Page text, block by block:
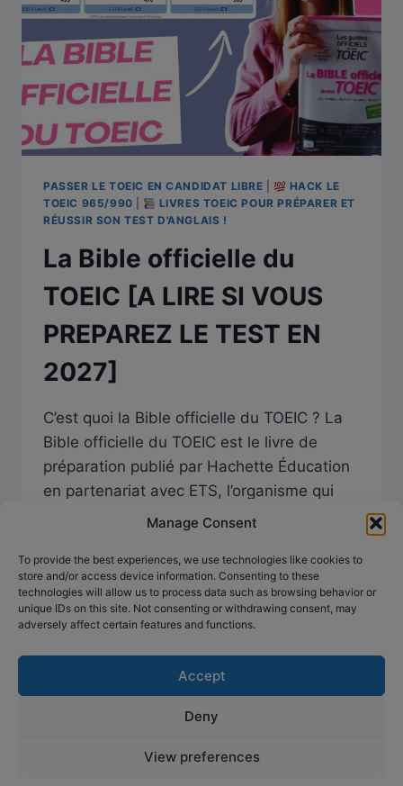
Manage Consent
To provide the best experiences, we use technologies like cookies to
store and/or access device information. Consenting to these
technologies will allow us to process data such as browsing behavior or
unique IDs on this site. Not consenting or withdrawing consent, may
adversely affect certain features and functions.
Accept
Deny
View preferences
PASSER LE TOEIC EN CANDIDAT LIBRE
HACK LE
TOEIC 965/990
LIVRES TOEIC POUR PRÉPARER ET
RÉUSSIR SON TEST D'ANGLAIS !
La Bible officielle du
TOEIC [A LIRE SI VOUS
PREPAREZ LE TEST EN
2027]
C’est quoi la Bible officielle du TOEIC ? La
Bible officielle du TOEIC est le livre de
préparation publié par Hachette Éducation
en partenariat avec ETS, l’organisme qui
conçoit et administre le test TOEIC chaque
parties de l’examen, propose des rappels
de grammaire, des exercices de…
© 2026 Anglais concret, préparation simplifiée -